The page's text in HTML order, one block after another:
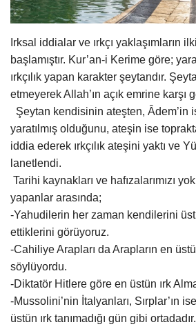
Gündem
Tekno Bilim
Ekonomi
Siyaset
Galeriler
Yaşam
Künye
Sağlık
İletişim
Irksal iddialar ve ırkçı yaklaşımların
başlamıştır. Kur’an-i Kerime göre;
ırkçılık yapan karakter şeytandır.
etmeyerek Allah’ın açık emrine karşı
Şeytan kendisinin ateşten, Âdem’in
yaratılmış olduğunu, ateşin ise
iddia ederek ırkçılık ateşini yaktı ve
lanetlendi.
Tarihi kaynakları ve hafızalarımızı
yapanlar arasında;
-Yahudilerin her zaman kendilerini
ettiklerini görüyoruz.
-Cahiliye Arapları da Arapların en
söylüyordu.
-Diktatör Hitlere göre en üstün ırk
-Mussolini’nin İtalyanları, Sırplar’ın
üstün ırk tanımadığı gün gibi ortadadır.